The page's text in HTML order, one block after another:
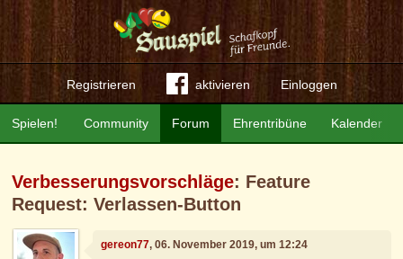
Registrieren aktivieren Einloggen
Community Forum Ehrentribüne Kalender
Spielen!
Verbesserungsvorschläge: Feature
Request: Verlassen-Button
gereon77, 06. November 2019, um 12:24